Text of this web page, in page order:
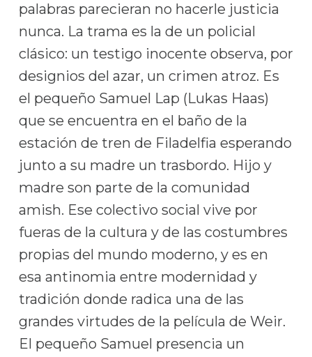
palabras parecieran no hacerle justicia
nunca. La trama es la de un policial
clásico: un testigo inocente observa, por
designios del azar, un crimen atroz. Es
el pequeño Samuel Lap (Lukas Haas)
que se encuentra en el baño de la
estación de tren de Filadelfia esperando
junto a su madre un trasbordo. Hijo y
madre son parte de la comunidad
amish. Ese colectivo social vive por
fueras de la cultura y de las costumbres
propias del mundo moderno, y es en
esa antinomia entre modernidad y
tradición donde radica una de las
grandes virtudes de la película de Weir.
El pequeño Samuel presencia un